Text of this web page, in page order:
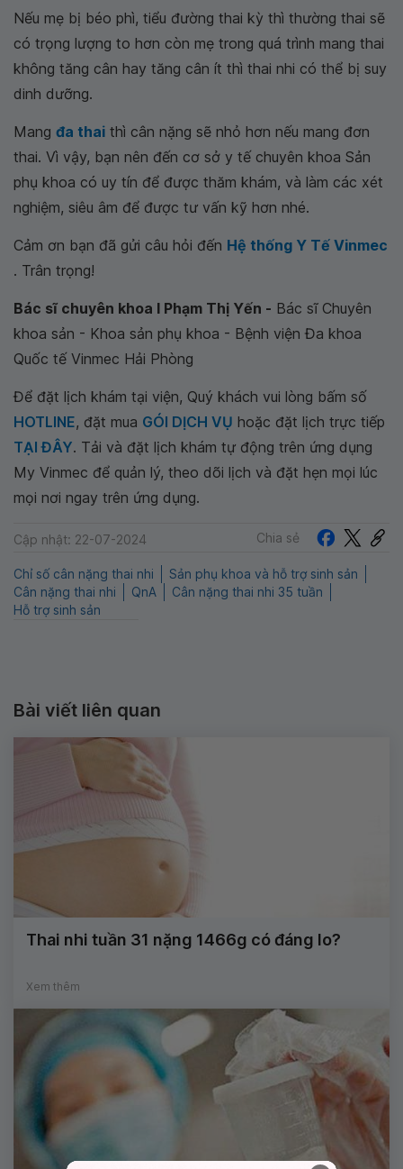
Nếu mẹ bị béo phì, tiểu đường thai kỳ thì thường thai sẽ
có trọng lượng to hơn còn mẹ trong quá trình mang thai
không tăng cân hay tăng cân ít thì thai nhi có thể bị suy
dinh dưỡng.
Mang đa thai thì cân nặng sẽ nhỏ hơn nếu mang đơn
thai. Vì vậy, bạn nên đến cơ sở y tế chuyên khoa Sản
phụ khoa có uy tín để được thăm khám, và làm các xét
nghiệm, siêu âm để được tư vấn kỹ hơn nhé.
Cảm ơn bạn đã gửi câu hỏi đến Hệ thống Y Tế Vinmec
. Trân trọng!
Bác sĩ chuyên khoa I Phạm Thị Yến - Bác sĩ Chuyên
khoa sản - Khoa sản phụ khoa - Bệnh viện Đa khoa
Quốc tế Vinmec Hải Phòng
Để đặt lịch khám tại viện, Quý khách vui lòng bấm số
HOTLINE, đặt mua GÓI DỊCH VỤ hoặc đặt lịch trực tiếp
TẠI ĐÂY. Tải và đặt lịch khám tự động trên ứng dụng
My Vinmec để quản lý, theo dõi lịch và đặt hẹn mọi lúc
mọi nơi ngay trên ứng dụng.
Cập nhật: 22-07-2024 Chia sẻ
Chỉ số cân nặng thai nhi
Sản phụ khoa và hỗ trợ sinh sản
Cân nặng thai nhi
QnA
Cân nặng thai nhi 35 tuần
Hỗ trợ sinh sản
Bài viết liên quan
Thai nhi tuần 31 nặng 1466g có đáng lo?
Xem thêm